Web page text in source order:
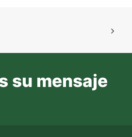
su mensaje